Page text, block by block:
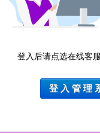
登入后请点选在线客
登 入 管 理